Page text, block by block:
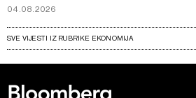
04.08.2026
SVE VIJESTI IZ RUBRIKE EKONOMIJA